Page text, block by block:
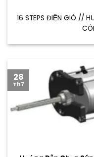
16 STEPS ĐIỆN GIÓ //
28
Th7